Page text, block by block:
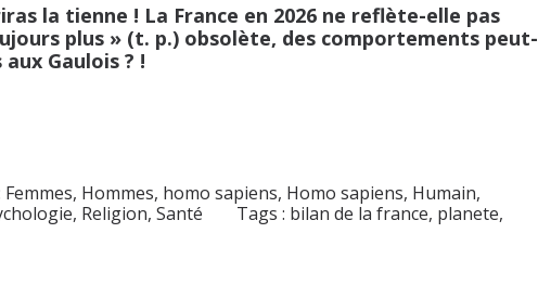
la tienne ! La France en 2026 ne reflète-elle pas
plus » (t. p.) obsolète, des comportements peut-
Gaulois ? !
Femmes, Hommes, homo sapiens, Homo sapiens, Humain,
, Religion, Santé Tags : bilan de la france, planete,